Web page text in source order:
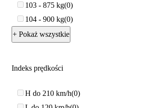
103 - 875 kg 0
104 - 900 kg 0
+ Pokaż wszystkie
Indeks prędkości
H do 210 km/h 0